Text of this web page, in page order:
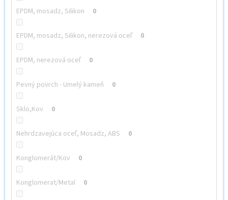
EPDM, mosadz, Silikon 0
EPDM, mosadz, Silikon, nerezová oceľ 0
EPDM, nerezová oceľ 0
Pevný povrch - Umelý kameň 0
Sklo,Kov 0
Nehrdzavejúca oceľ, Mosadz, ABS 0
Konglomerát/Kov 0
Konglomerat/Metal 0